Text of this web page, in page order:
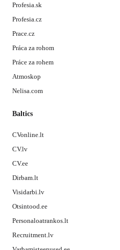
Profesia.sk
Profesia.cz
Prace.cz
Práca za rohom
Práce za rohem
Atmoskop
Nelisa.com
Baltics
CVonline.lt
CV.lv
CV.ee
Dirbam.lt
Visidarbi.lv
Otsintood.ee
Personaloatrankos.lt
Recruitment.lv